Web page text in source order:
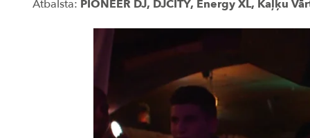
Atbalsta: PIONEER DJ, DJCITY, Energy XL, Kaļķu